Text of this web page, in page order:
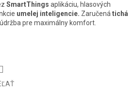
SmartThings aplikáciu, hlasových
umelej inteligencie. Zaručenátichá
pre maximálny komfort.